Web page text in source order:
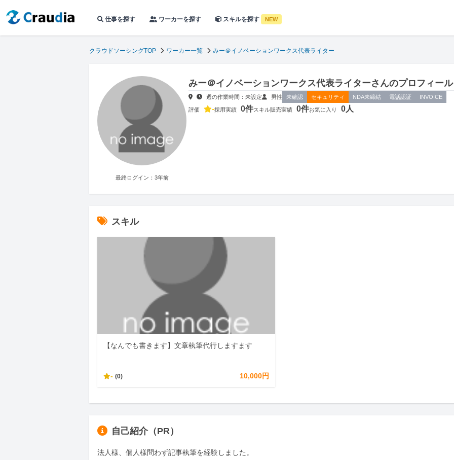
仕事を探す ワーカーを探す スキルを探す NEW
クラウドソーシングTOP ワーカー一覧 みー＠イノベーションワークス代表ライター
最終ログイン：3年前
みー＠イノベーションワークス代表ライターさんのプロフィール
週の作業時間：未設定 男性 未確認 セキュリティ NDA未締結 電話認証 INVOICE
評価 -採用実績 0件スキル販売実績 0件お気に入り 0人
スキル
【なんでも書きます】文章執筆代行しますます
- (0) 10,000円
自己紹介（PR）
法人様、個人様問わず記事執筆を経験しました。